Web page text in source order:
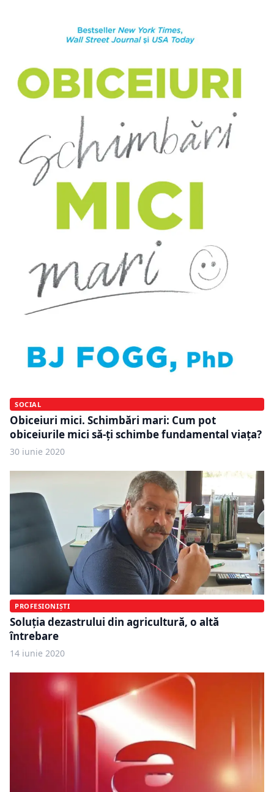
SOCIAL
Obiceiuri mici. Schimbări mari: Cum pot
obiceiurile mici să-ți schimbe fundamental viața?
30 iunie 2020
PROFESIONIȘTI
Soluția dezastrului din agricultură, o altă
întrebare
14 iunie 2020